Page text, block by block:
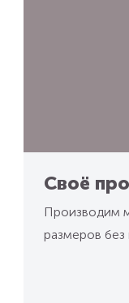
Своё
Производим
размеров